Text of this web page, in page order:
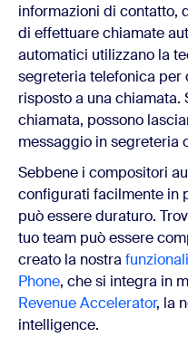
informazioni di contatto,
di effettuare chiamate
automatici utilizzano la
segreteria telefonica per
risposto a una chiamata.
chiamata, possono
messaggio in segreteria
Sebbene i compositori
configurati facilmente in
può essere duraturo.
tuo team può essere
creato la nostra
Phone, che si integra in
Revenue Accelerator, la
intelligence.